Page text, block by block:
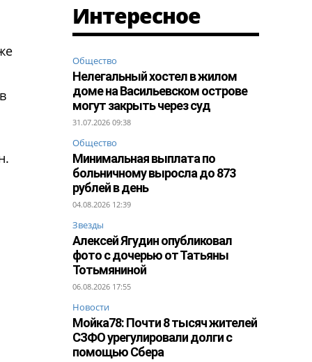
Интересное
Общество
Нелегальный хостел в жилом
доме на Васильевском острове
могут закрыть через суд
31.07.2026 09:38
Общество
Минимальная выплата по
больничному выросла до 873
рублей в день
04.08.2026 12:39
Звезды
Алексей Ягудин опубликовал
фото с дочерью от Татьяны
Тотьмяниной
06.08.2026 17:55
Новости
Мойка78: Почти 8 тысяч жителей
СЗФО урегулировали долги с
помощью Сбера